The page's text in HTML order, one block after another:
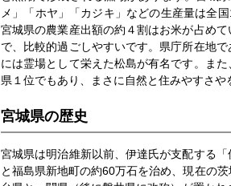
メ」「ホヤ」「カジキ」などの生産量は全
宮城県の農業産出額の約４割はお米が占め
で、比較的過ごしやすいです。県庁所在地
には霊場として栄えた松島が有名です。ま
県１位でもあり、まさに自然と住みやすさや
宮城県の歴史
宮城県は明治維新以前、伊達氏が支配する
と福島県新地町の約60万石を治め、現在の